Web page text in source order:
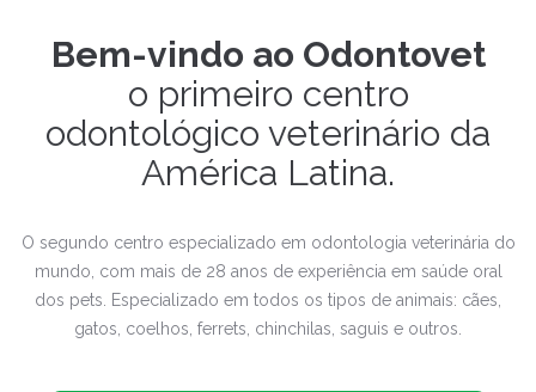
Bem-vindo ao Odontovet
o primeiro centro
odontológico veterinário da
América Latina.
O segundo centro especializado em odontologia veterinária do
mundo, com mais de 28 anos de experiência em saúde oral
dos pets. Especializado em todos os tipos de animais: cães,
gatos, coelhos, ferrets, chinchilas, saguis e outros.